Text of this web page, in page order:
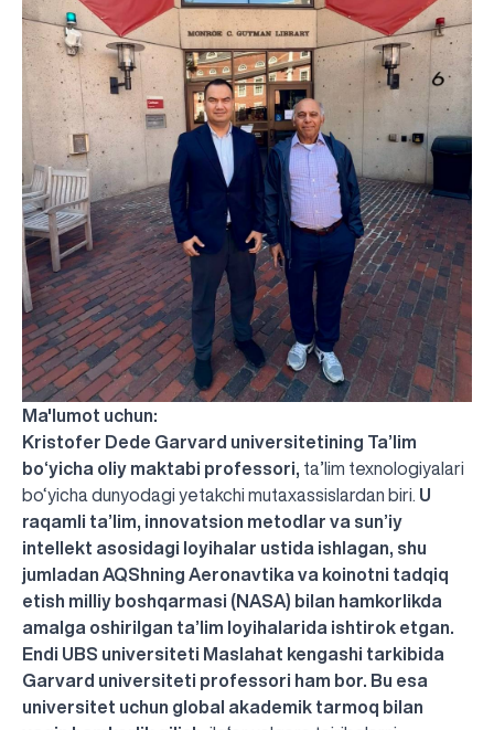
Ma'lumot uchun:
Kristofer Dede Garvard universitetining Ta’lim
bo‘yicha oliy maktabi professori, ta’lim texnologiyalari
bo‘yicha dunyodagi yetakchi mutaxassislardan biri. U
raqamli ta’lim, innovatsion metodlar va sun’iy
intellekt asosidagi loyihalar ustida ishlagan, shu
jumladan AQShning Aeronavtika va koinotni tadqiq
etish milliy boshqarmasi (NASA) bilan hamkorlikda
amalga oshirilgan ta’lim loyihalarida ishtirok etgan.
Endi UBS universiteti Maslahat kengashi tarkibida
Garvard universiteti professori ham bor. Bu esa
universitet uchun global akademik tarmoq bilan